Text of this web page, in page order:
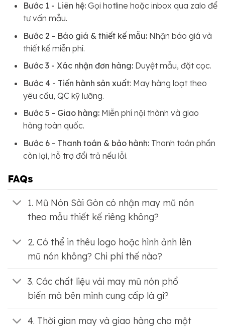
Bước 1 - Liên hệ:Gọi hotline hoặc inbox qua zalo để
tư vấn mẫu.
Bước 2 - Báo giá & thiết kế mẫu:Nhận báo giá và
thiết kế miễn phí.
Bước 3 - Xác nhận đơn hàng:Duyệt mẫu, đặt cọc.
Bước 4 - Tiến hành sản xuất: May hàng loạt theo
yêu cầu, QC kỹ lưỡng.
Bước 5 - Giao hàng:Miễn phí nội thành và giao
hàng toàn quốc.
Bước 6 - Thanh toán & bảo hành:Thanh toán phần
còn lại, hỗ trợ đổi trả nếu lỗi.
FAQs
1. Mũ Nón Sài Gòn có nhận may mũ nón
theo mẫu thiết kế riêng không?
2. Có thể in thêu logo hoặc hình ảnh lên
mũ nón không? Chi phí thế nào?
3. Các chất liệu vải may mũ nón phổ
biến mà bên mình cung cấp là gì?
4. Thời gian may và giao hàng cho một